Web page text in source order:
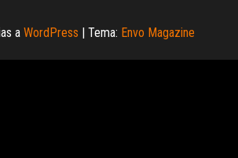
a WordPress | Tema: Envo Magazine